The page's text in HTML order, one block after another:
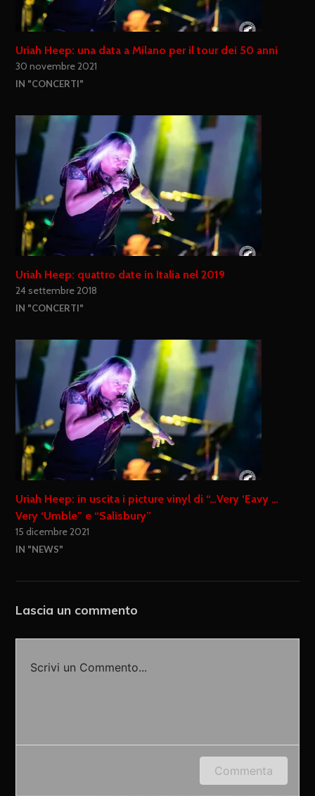
Uriah Heep: una data a Milano per il tour dei 50 anni
30 novembre 2021
IN "CONCERTI"
Uriah Heep: quattro date in Italia nel 2019
24 settembre 2018
IN "CONCERTI"
Uriah Heep: in uscita i picture vinyl di “…Very ‘Eavy …
Very ‘Umble” e “Salisbury”
15 dicembre 2021
IN "NEWS"
Lascia un commento
Scrivi un Commento...
Accedi o fornisci il tuo nome o indirizzo e-mail
Commenta